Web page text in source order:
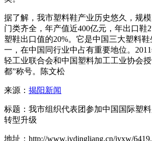
据了解，我市塑料鞋产业历史悠久，规
门类齐全，年产值近400亿元，年出口鞋
塑鞋出口值的20%。它是中国三大塑料
一，在中国同行业中占有重要地位。
轻工业联合会和中国塑料加工工业协会
都”称号。陈文松
来源： 揭阳新闻
标题：我市组织代表团参加中国国际塑
转型升级
地址：http://www.jydingliang.cn/jyxw/